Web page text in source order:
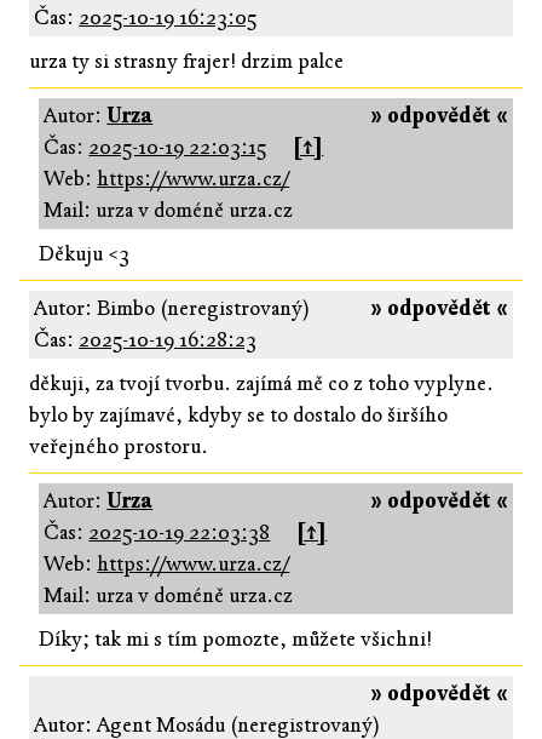
Čas: 2025-10-19 16:23:05
urza ty si strasny frajer! drzim palce
» odpovědět «
Autor:Urza
Čas: 2025-10-19 22:03:15
[↑]
Web:https://www.urza.cz/
Mail: urza v doméně urza.cz
Děkuju <3
» odpovědět «
Autor: Bimbo (neregistrovaný)
Čas: 2025-10-19 16:28:23
děkuji, za tvojí tvorbu. zajímá mě co z toho vyplyne.
bylo by zajímavé, kdyby se to dostalo do širšího
veřejného prostoru.
» odpovědět «
Autor:Urza
Čas: 2025-10-19 22:03:38
[↑]
Web:https://www.urza.cz/
Mail: urza v doméně urza.cz
Díky; tak mi s tím pomozte, můžete všichni!
» odpovědět «
Autor: Agent Mosádu (neregistrovaný)